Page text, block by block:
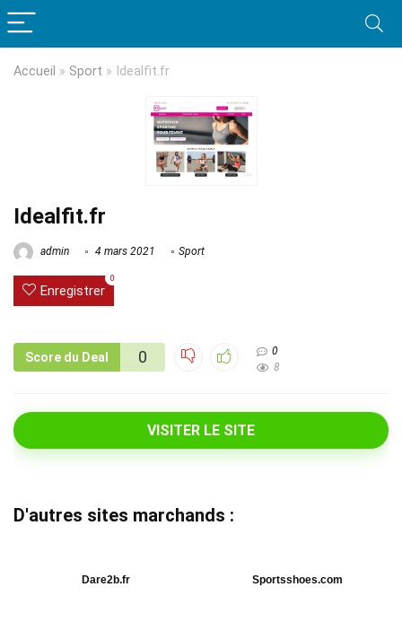
Accueil » Sport » Idealfit.fr
Idealfit.fr
admin 4 mars 2021 Sport
Enregistrer
0
Score du Deal 0
0
8
VISITER LE SITE
D'autres sites marchands :
Dare2b.fr Sportsshoes.com